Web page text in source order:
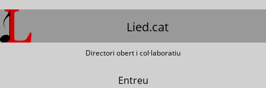
Vés
al
contingut
Lied.cat
Directori obert i col·laboratiu
Entreu